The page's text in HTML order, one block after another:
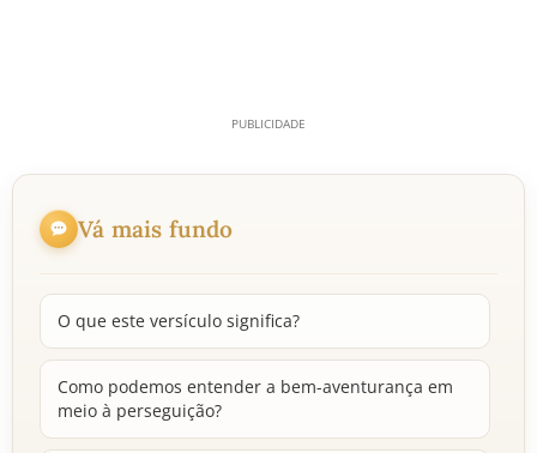
Vá mais fundo
O que este versículo significa?
Como podemos entender a bem-aventurança em
meio à perseguição?